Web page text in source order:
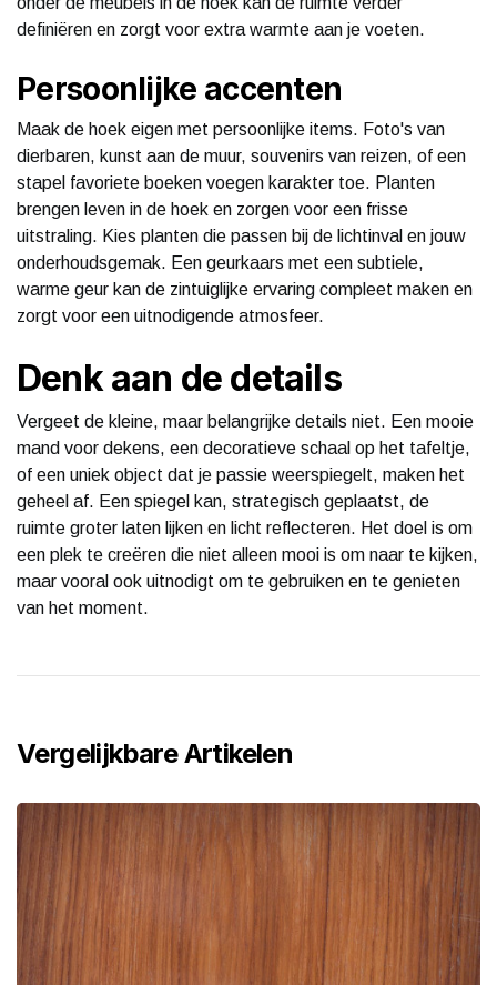
definiëren en zorgt voor extra warmte aan je voeten.
Persoonlijke accenten
Maak de hoek eigen met persoonlijke items. Foto's van
dierbaren, kunst aan de muur, souvenirs van reizen, of een
stapel favoriete boeken voegen karakter toe. Planten
brengen leven in de hoek en zorgen voor een frisse
uitstraling. Kies planten die passen bij de lichtinval en jouw
onderhoudsgemak. Een geurkaars met een subtiele,
warme geur kan de zintuiglijke ervaring compleet maken en
zorgt voor een uitnodigende atmosfeer.
Denk aan de details
Vergeet de kleine, maar belangrijke details niet. Een mooie
mand voor dekens, een decoratieve schaal op het tafeltje,
of een uniek object dat je passie weerspiegelt, maken het
geheel af. Een spiegel kan, strategisch geplaatst, de
ruimte groter laten lijken en licht reflecteren. Het doel is om
een plek te creëren die niet alleen mooi is om naar te kijken,
maar vooral ook uitnodigt om te gebruiken en te genieten
van het moment.
Vergelijkbare Artikelen